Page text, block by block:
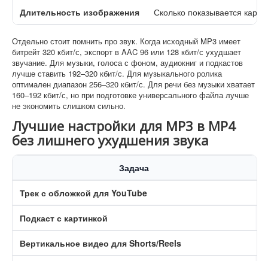
Длительность изображения Сколько показывается
Отдельно стоит помнить про звук. Когда исходный MP3 имеет
битрейт 320 кбит/с, экспорт в AAC 96 или 128 кбит/с ухудшает
звучание. Для музыки, голоса с фоном, аудиокниг и подкастов
лучше ставить 192–320 кбит/с. Для музыкального ролика
оптимален диапазон 256–320 кбит/с. Для речи без музыки хватает
160–192 кбит/с, но при подготовке универсального файла лучше
не экономить слишком сильно.
Лучшие настройки для MP3 в MP4
без лишнего ухудшения звука
Задача
Трек с обложкой для YouTube
Подкаст с картинкой
Вертикальное видео для Shorts/Reels